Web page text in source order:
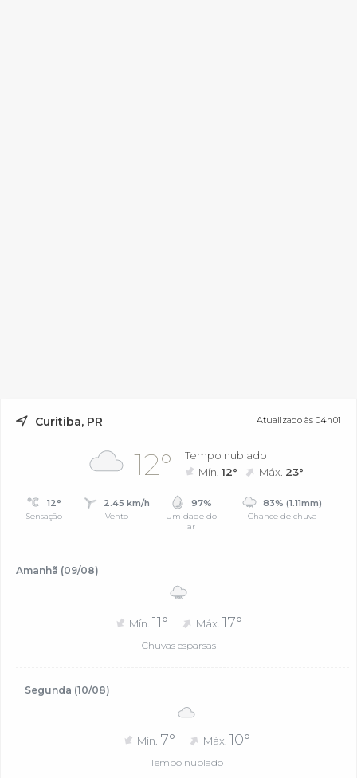
Curitiba, PR Atualizado às 04h01
12°
Tempo nublado
Mín.12° Máx. 23°
12°
Sensação
2.45 km/h
Vento
97%
Umidade do
ar
83% (1.11mm)
Chance de chuva
Amanhã (09/08)
Mín. 11° Máx. 17°
Chuvas esparsas
Segunda (10/08)
Mín. 7° Máx. 10°
Tempo nublado